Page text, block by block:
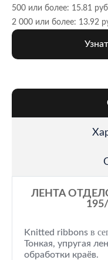
500 или более: 15.81
2 000 или более: 13.92
ЛЕНТА
Knitted ribbons в
Тонкая, упругая
обработки краёв.